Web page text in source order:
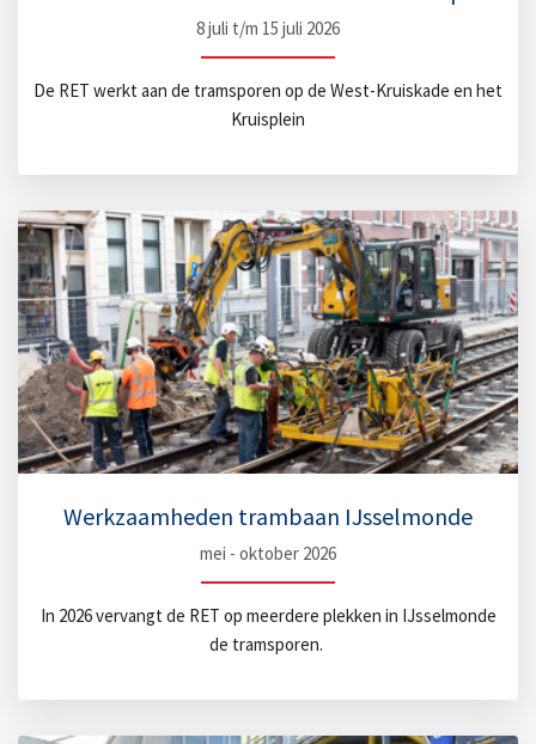
8 juli t/m 15 juli 2026
De RET werkt aan de tramsporen op de West-Kruiskade en het
Kruisplein
Werkzaamheden trambaan IJsselmonde
mei - oktober 2026
In 2026 vervangt de RET op meerdere plekken in IJsselmonde
de tramsporen.